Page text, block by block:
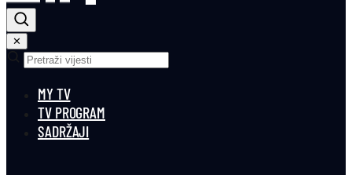
✕
MY TV
TV PROGRAM
SADRŽAJI